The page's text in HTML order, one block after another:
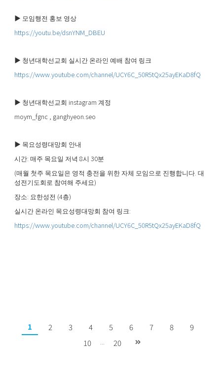
▶ 모임행전 홍보 영상
https://youtu.be/dsnYNM_DBEU
▶ 청년대학선교회 실시간 온라인 예배 참여 링크
https://www.youtube.com/channel/UCY6C_50R5tQx25ayEKaD8fQ
▶ 청년대학선교회 instagram 계정
moym_fgnc , ganghyeon.seo
▶ 목요성령대망회 안내
시간: 매주 목요일 저녁 8시 30분
(매월 첫주 목요일은 영적 충전을 위한 자체 모임으로 진행합니다. 대
성전기도회로 참여해 주세요)
장소: 요한성전 (4층)
실시간 온라인 목요성령대망회 참여 링크:
https://www.youtube.com/channel/UCY6C_50R5tQx25ayEKaD8fQ
1 2 3 4 5 6 7 8
9
10
... 20